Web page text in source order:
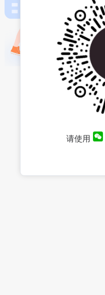
请使用